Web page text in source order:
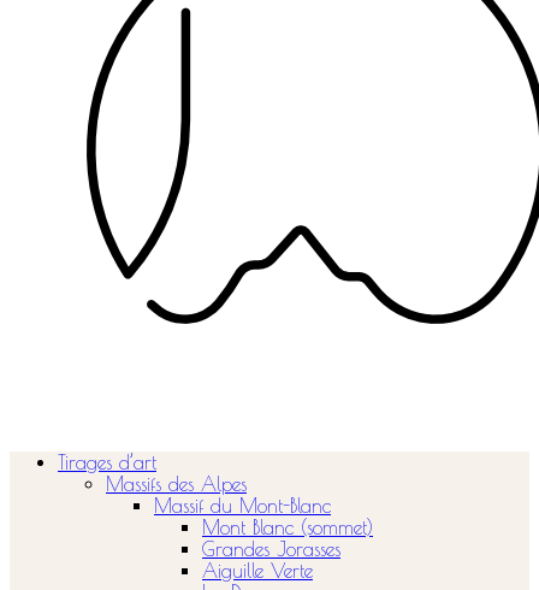
Tirages d’art
Massifs des Alpes
Massif du Mont-Blanc
Mont Blanc (sommet)
Grandes Jorasses
Aiguille Verte